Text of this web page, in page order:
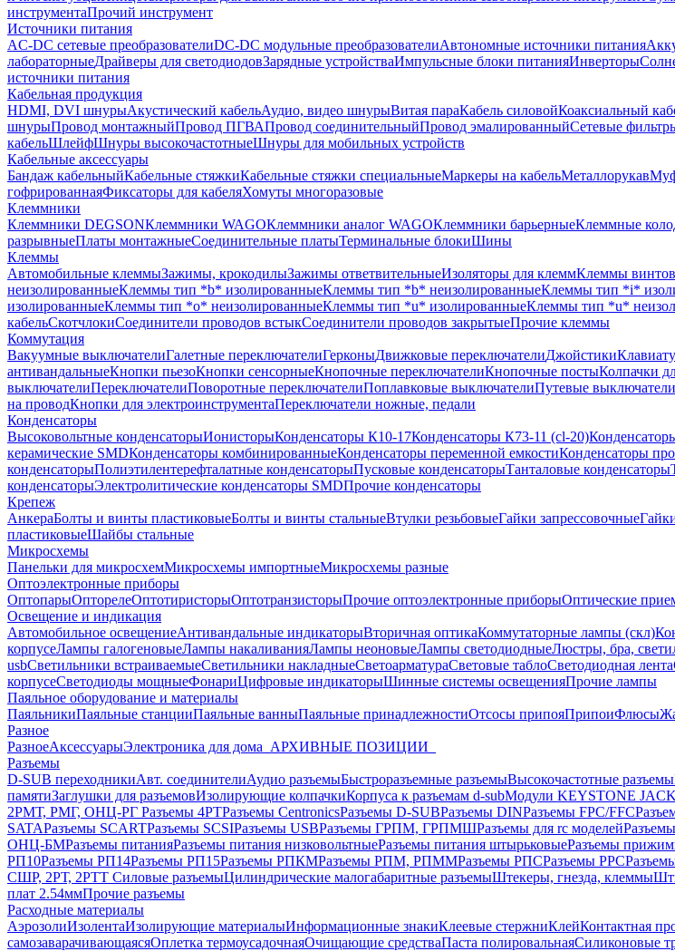
инструментаПрочий инструмент
Источники питания
AC-DC сетевые преобразователиDC-DC модульные преобразователиАвтономные источники питания
лабораторныеДрайверы для светодиодовЗарядные устройстваИмпульсные блоки питанияИнверторы
источники питания
Кабельная продукция
HDMI, DVI шнурыАкустический кабельАудио, видео шнурыВитая параКабель силовойКоаксиальный
шнурыПровод монтажныйПровод ПГВАПровод соединительныйПровод эмалированныйСетевые
кабельШлейфШнуры высокочастотныеШнуры для мобильных устройств
Кабельные аксессуары
Бандаж кабельныйКабельные стяжкиКабельные стяжки специальныеМаркеры на кабельМеталлорукав
гофрированнаяФиксаторы для кабеляХомуты многоразовые
Клеммники
Клеммники DEGSONКлеммники WAGOКлеммники аналог WAGOКлеммники барьерныеКлеммные
разрывныеПлаты монтажныеСоединительные платыТерминальные блокиШины
Клеммы
Автомобильные клеммыЗажимы, крокодилыЗажимы ответвительныеИзоляторы для клеммКлеммы
неизолированныеКлеммы тип *b* изолированныеКлеммы тип *b* неизолированныеКлеммы тип *i*
изолированныеКлеммы тип *o* неизолированныеКлеммы тип *u* изолированныеКлеммы тип *u*
кабельСкотчлокиСоединители проводов встыкСоединители проводов закрытыеПрочие клеммы
Коммутация
Вакуумные выключателиГалетные переключателиГерконыДвижковые переключателиДжойстики
антивандальныеКнопки пьезоКнопки сенсорныеКнопочные переключателиКнопочные постыКолпачки
выключателиПереключателиПоворотные переключателиПоплавковые выключателиПутевые выключатели
на проводКнопки для электроинструментаПереключатели ножные, педали
Конденсаторы
Высоковольтные конденсаторыИонисторыКонденсаторы К10-17Конденсаторы К73-11 (cl-20)
керамические SMDКонденсаторы комбинированныеКонденсаторы переменной емкостиКонденсаторы
конденсаторыПолиэтилентерефталатные конденсаторыПусковые конденсаторыТанталовые конденсаторы
конденсаторыЭлектролитические конденсаторы SMDПрочие конденсаторы
Крепеж
АнкераБолты и винты пластиковыеБолты и винты стальныеВтулки резьбовыеГайки запрессовочные
пластиковыеШайбы стальные
Микросхемы
Панельки для микросхемМикросхемы импортныеМикросхемы разные
Оптоэлектронные приборы
ОптопарыОпторелеОптотиристорыОптотранзисторыПрочие оптоэлектронные приборыОптические
Освещение и индикация
Автомобильное освещениеАнтивандальные индикаторыВторичная оптикаКоммутаторные лампы (скл)
корпусеЛампы галогеновыеЛампы накаливанияЛампы неоновыеЛампы светодиодныеЛюстры, бра,
usbСветильники встраиваемыеСветильники накладныеСветоарматураСветовые таблоСветодиодная лента
корпусеСветодиоды мощныеФонариЦифровые индикаторыШинные системы освещенияПрочие лампы
Паяльное оборудование и материалы
ПаяльникиПаяльные станцииПаяльные ванныПаяльные принадлежностиОтсосы припояПрипоиФлюсы
Разное
РазноеАксессуарыЭлектроника для дома _АРХИВНЫЕ ПОЗИЦИИ_
Разъемы
D-SUB переходникиАвт. соединителиАудио разъемыБыстроразъемные разъемыВысокочастотные разъемы
памятиЗаглушки для разъемовИзолирующие колпачкиКорпуса к разъемам d-subМодули KEYSTONE JACK
2РМТ, РМГ, ОНЦ-РГ Разъемы 4РТРазъемы CentronicsРазъемы D-SUBРазъемы DINРазъемы FPC/FFC
SATAРазъемы SCARTРазъемы SCSIРазъемы USBРазъемы ГРПM, ГРПМШРазъемы для rc моделей
ОНЦ-БМРазъемы питанияРазъемы питания низковольтныеРазъемы питания штырьковыеРазъемы
РП10Разъемы РП14Разъемы РП15Разъемы РПКМРазъемы РПМ, РПММРазъемы РПСРазъемы РРС
СШР, 2РТ, 2РТТ Силовые разъемыЦилиндрические малогабаритные разъемыШтекеры, гнезда, клеммы
плат 2.54ммПрочие разъемы
Расходные материалы
АэрозолиИзолентаИзолирующие материалыИнформационные знакиКлеевые стержниКлейКонтактная
самозаварачивающаясяОплетка термоусадочнаяОчищающие средстваПаста полировальнаяСиликоновые